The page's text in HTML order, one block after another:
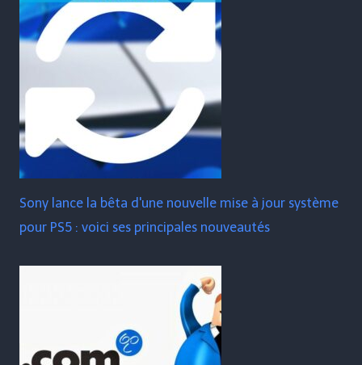
Sony lance la bêta d'une nouvelle mise à jour système
pour PS5 : voici ses principales nouveautés